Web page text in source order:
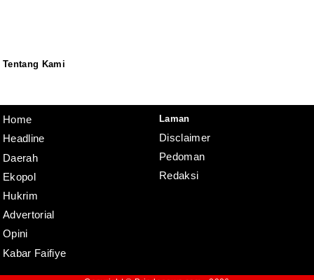
Tentang Kami
Home
Headline
Daerah
Ekopol
Hukrim
Advertorial
Opini
Kabar Faifiye
Laman
Disclaimer
Pedoman
Redaksi